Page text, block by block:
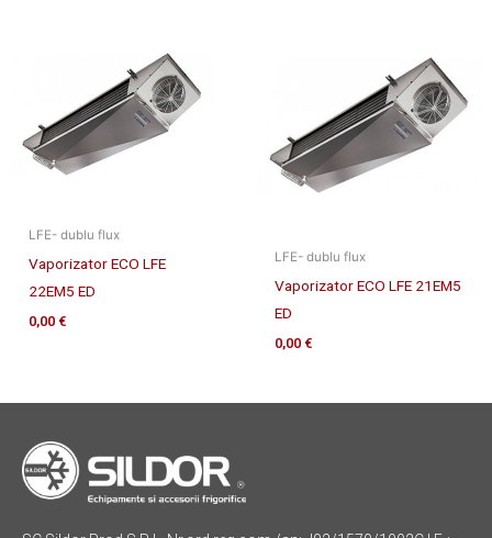
LFE- dublu flux
Vaporizator ECO LFE
22EM5 ED
0,00 €
LFE- dublu flux
Vaporizator ECO LFE 21EM5
ED
0,00 €